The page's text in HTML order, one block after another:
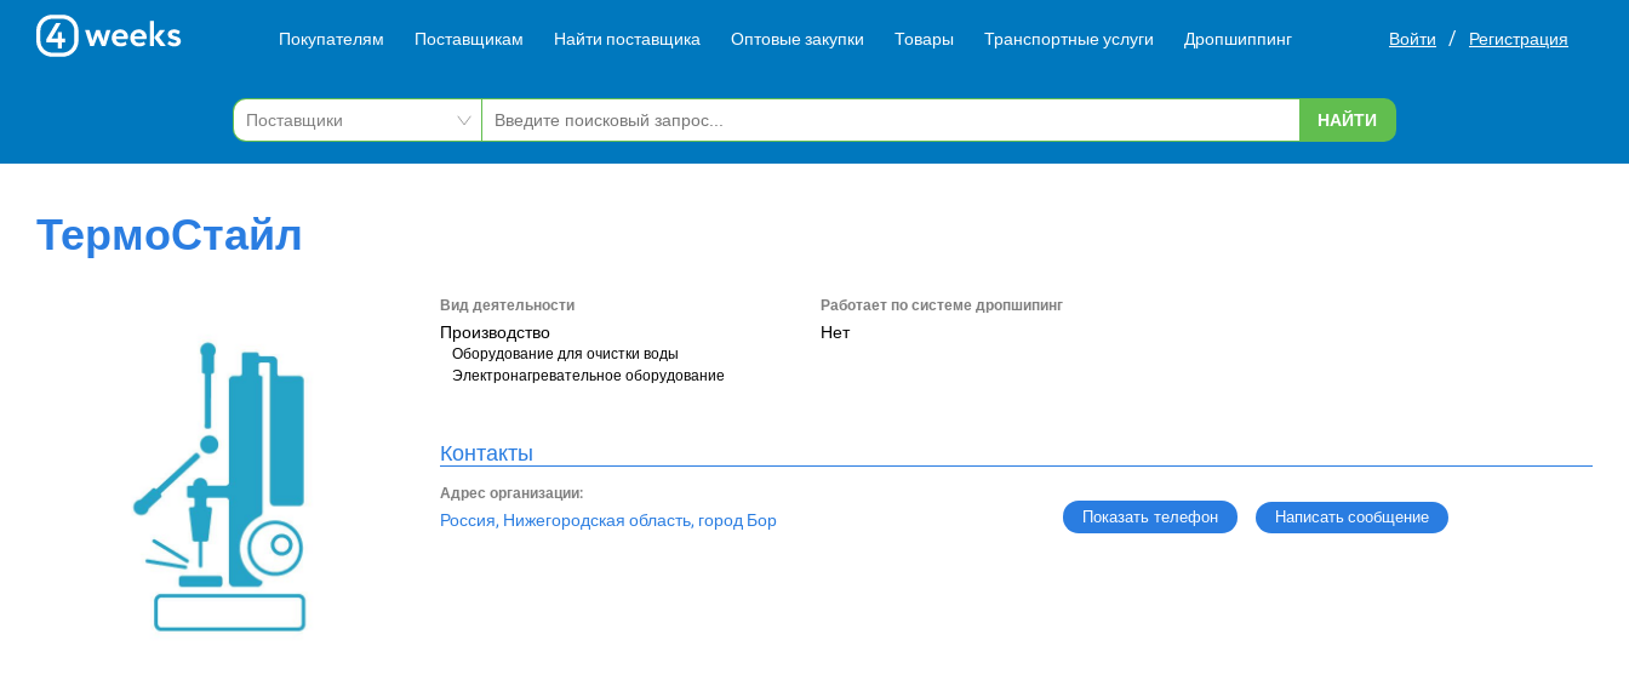
Покупателям Поставщикам Найти поставщика Оптовые закупки Товары Транспортные услуги Дропшиппинг Войти / Регистрация
НАЙТИ
ТермоСтайл
Вид деятельности
Производство
Оборудование для очистки воды
Электронагревательное оборудование
Работает по системе дропшипинг
Нет
Контакты
Адрес организации:
Россия, Нижегородская область, город Бор Показать телефон Написать сообщение